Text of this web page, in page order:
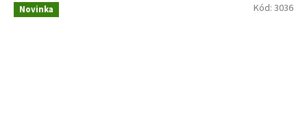
Novinka Kód: 3036